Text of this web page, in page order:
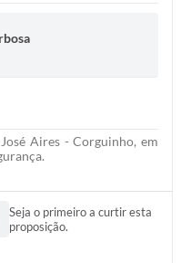
Aires - Corguinho, em
Seja o primeiro a curtir esta
proposição.